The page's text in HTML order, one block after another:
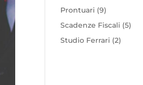
Prontuari (9)
Scadenze Fiscali (5)
Studio Ferrari (2)